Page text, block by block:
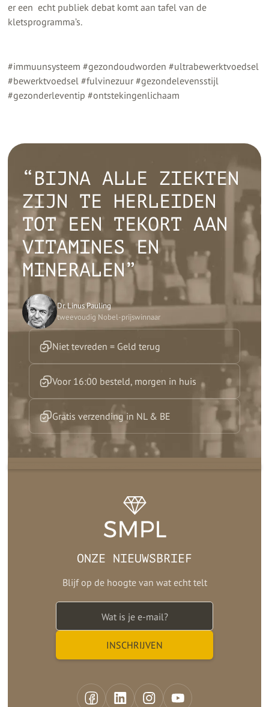
er een echt publiek debat komt aan tafel van de
kletsprogramma’s.
#immuunsysteem #gezondoudworden #ultrabewerktvoedsel
#bewerktvoedsel #fulvinezuur #gezondelevensstijl
#gezonderleventip #ontstekingenlichaam
“BIJNA ALLE ZIEKTEN
ZIJN TE HERLEIDEN
TOT EEN TEKORT AAN
VITAMINES EN
MINERALEN”
Dr. Linus Pauling
tweevoudig Nobel-prijswinnaar
Niet tevreden = Geld terug
Voor 16:00 besteld, morgen in huis
Gratis verzending in NL & BE
ONZE NIEUWSBRIEF
Blijf op de hoogte van wat echt telt